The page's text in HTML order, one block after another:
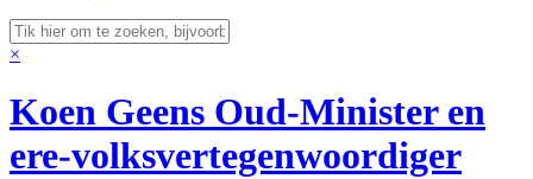
×
Koen Geens Oud-Minister en
ere-volksvertegenwoordiger